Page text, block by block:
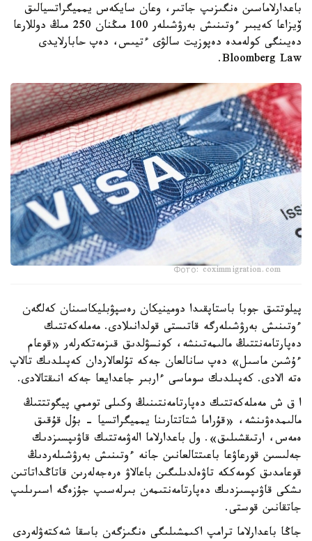
باعدارلاماسىن ەنگىزىپ جاتىر، وعان سايكەس يمميگراتسيالىق
ۆيزاعا كەيبىر ءوتىنىش بەرۋشىلەر 100 مىڭنان 250 مىڭ دوللارعا
دەيىنگى كولەمدە دەپوزيت سالۋى ءتيىس، دەپ حابارلايدى
Bloomberg Law.
Фото: coximmigration.com
پيلوتتىق جوبا باستاپقىدا دومينيكان رەسپۋبليكاسىنان كەلگەن
ءوتىنىش بەرۋشىلەرگە قاتىستى قولدانىلادى. مەملەكەتتىك
دەپارتامەنتتىڭ مالىمەتىنشە، كونسۋلدىق قىزمەتكەرلەر «قوعام
ءۇشىن ماسىل» دەپ سانالعان جەكە تۇلعالاردان كەپىلدىك تالاپ
ەتە الادى. كەپىلدىك سوماسى ءاربىر جاعدايعا جەكە انىقتالادى.
ا ق ش مەملەكەتتىك دەپارتامەنتىنىڭ وكىلى توممي پيگوتتتىڭ
مالىمدەۋىنشە، «قۇراما شتاتتارىنا يمميگراتسيا - بۇل قۇقىق
ەمەس، ارتىقشىلىق». ول باعدارلاما الەۋمەتتىك قاۋىپسىزدىك
جەلىسىن قورعاۋعا باعىتتالعانىن جانە ءوتىنىش بەرۋشىلەردىڭ
قوعامدىق كومەككە تاۋەلدىلىگىن باعالاۋ ەرەجەلەرىن قاتاڭداتاتىن
ىشكى قاۋىپسىزدىك دەپارتامەنتىمەن بىرلەسىپ جۇزەگە اسىرىلىپ
جاتقانىن قوستى.
جاڭا باعدارلاما ترامپ اكىمشىلىگى ەنگىزگەن باسقا شەكتەۋلەردى